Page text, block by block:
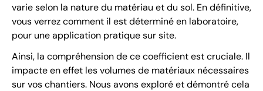
varie selon la nature du matériau et du sol. En définitive,
vous verrez comment il est déterminé en laboratoire,
pour une application pratique sur site.
Ainsi, la compréhension de ce coefficient est cruciale. Il
impacte en effet les volumes de matériaux nécessaires
sur vos chantiers. Nous avons exploré et démontré cela